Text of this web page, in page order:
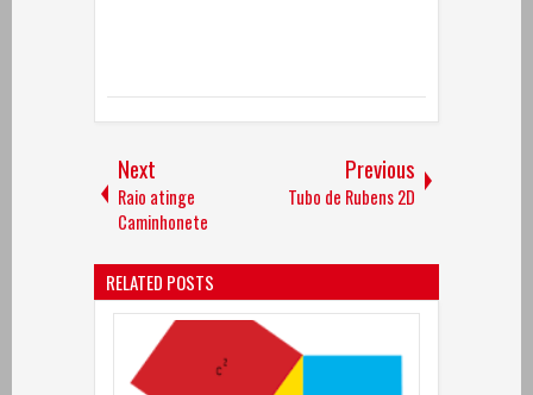
Next
Raio atinge
Caminhonete
Previous
Tubo de Rubens 2D
RELATED POSTS